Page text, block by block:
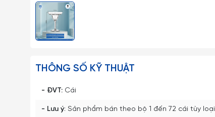
THÔNG SỐ KỸ THUẬT
- ĐVT: Cái
- Lưu ý: Sản phẩm bán theo bộ 1 đến 72 cái tùy loại